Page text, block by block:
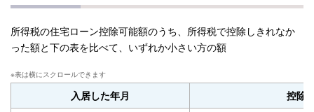
所得税の住宅ローン控除可能額のうち、所得税で控除しきれなか
った額と下の表を比べて、いずれか小さい方の額
入居した年月 控除